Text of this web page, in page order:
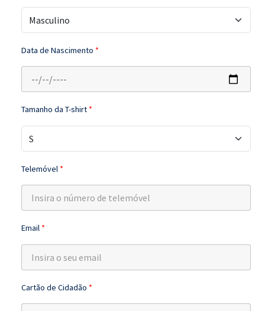
Data de Nascimento *
Tamanho da T-shirt *
Telemóvel *
Email *
Cartão de Cidadão *